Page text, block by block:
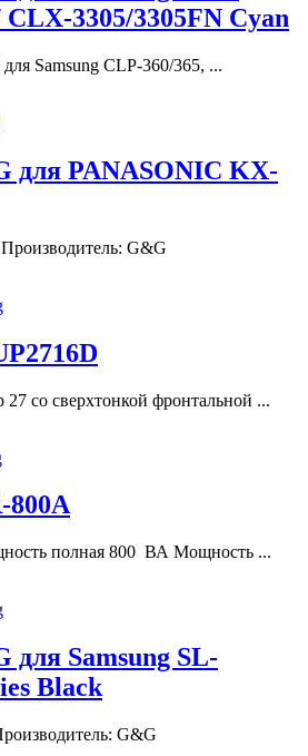
3305/3305FN Cyan
Samsung CLP-360/365, ...
для PANASONIC KX-
G&G
со сверхтонкой фронтальной ...
800A
полная 800 ВА Мощность ...
Samsung SL-
Black
G&G